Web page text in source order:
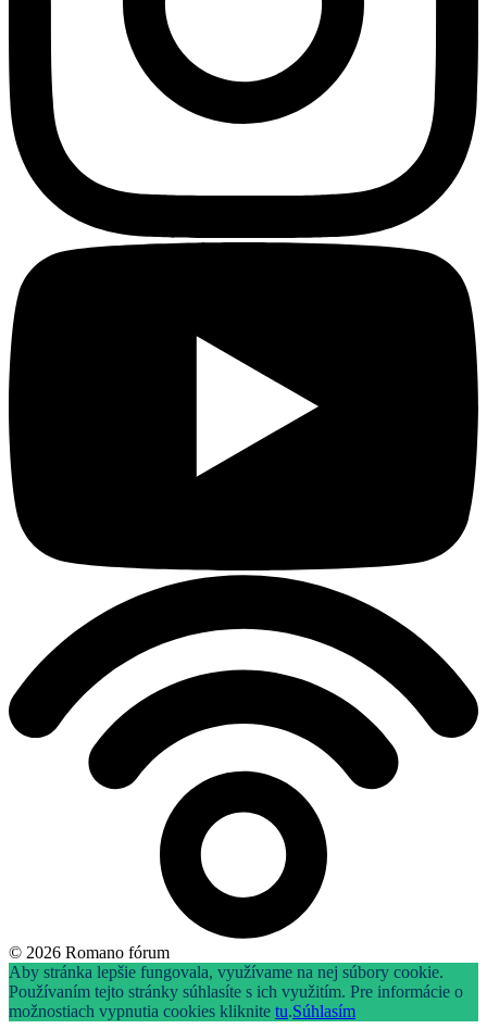
© 2026 Romano fórum
Aby stránka lepšie fungovala, využívame na nej súbory cookie.
Používaním tejto stránky súhlasíte s ich využitím. Pre informácie o
možnostiach vypnutia cookies kliknite tu.Súhlasím